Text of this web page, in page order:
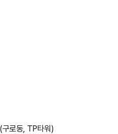
구로동, TP타워)